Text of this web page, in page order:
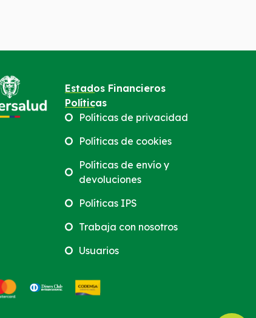
Estados Financieros
Políticas
Políticas de privacidad
Políticas de cookies
Políticas de envío y
devoluciones
Políticas IPS
Trabaja con nosotros
Usuarios